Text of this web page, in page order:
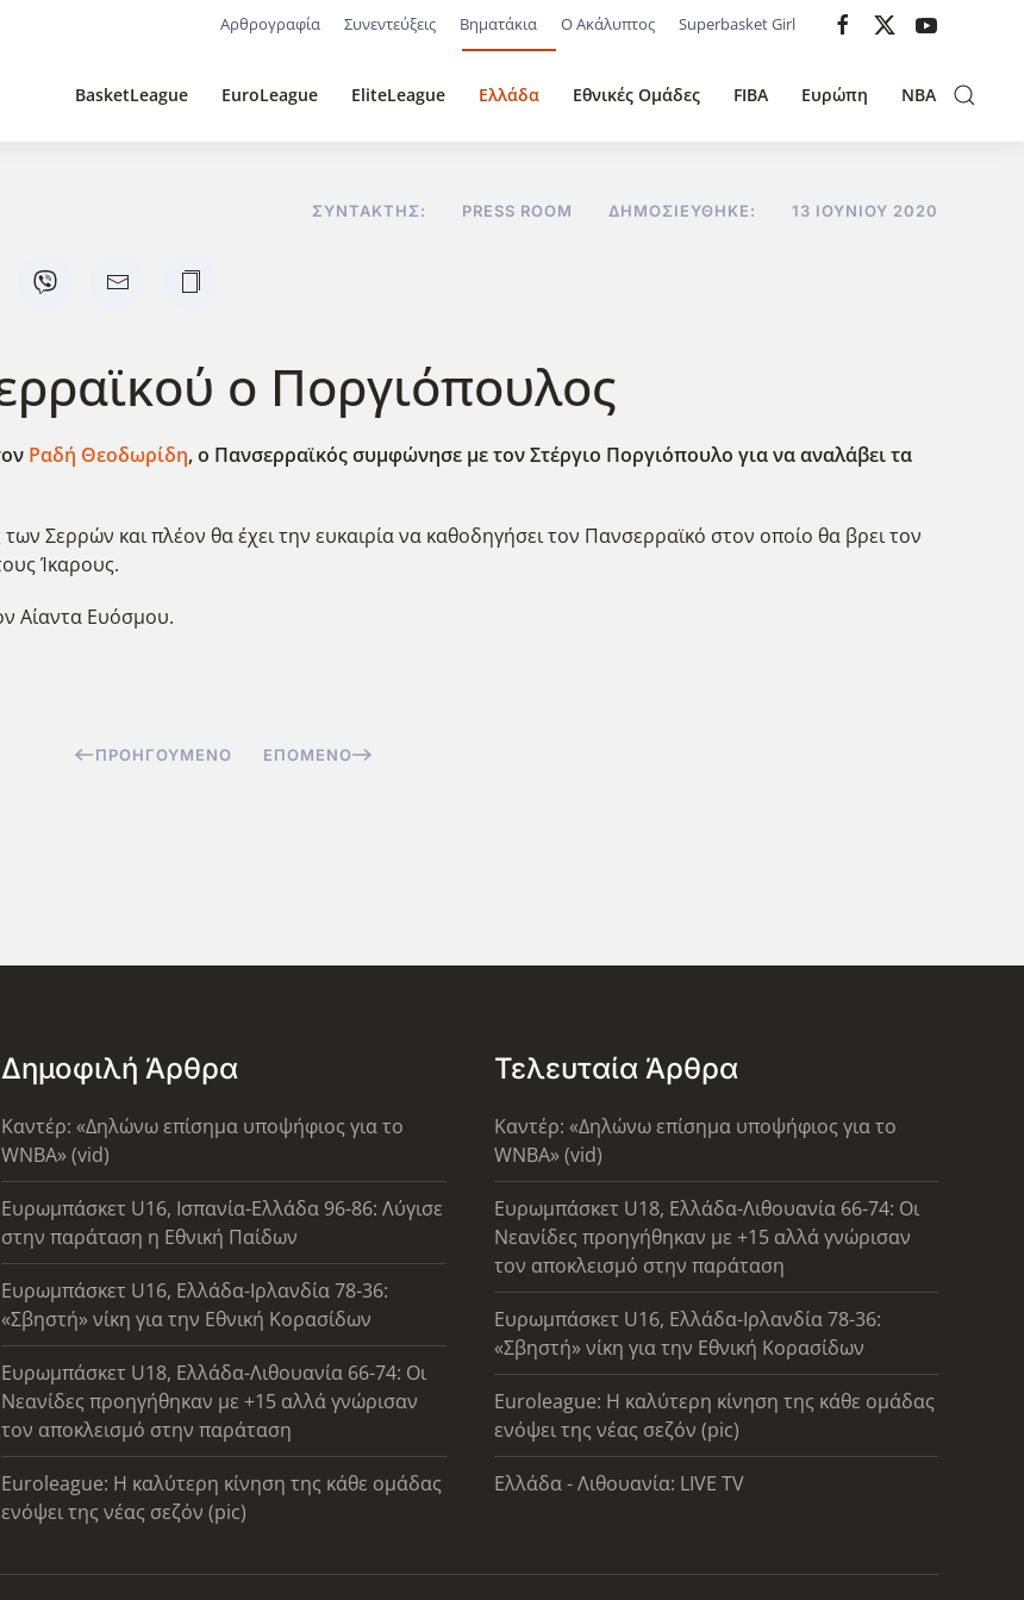
Αρθρογραφία Συνεντεύξεις Βηματάκια Ο Ακάλυπτος Superbasket Girl
BasketLeague EuroLeague EliteLeague Ελλάδα Εθνικές Ομάδες FIBA Ευρώπη NBA
ΣΥΝΤΆΚΤΗΣ: PRESS ROOM ΔΗΜΟΣΙΕΎΘΗΚΕ: 13 ΙΟΥΝΊΟΥ 2020
ο Ποργιόπουλος
Ραδή Θεοδωρίδη, ο Πανσερραϊκός συμφώνησε με τον Στέργιο Ποργιόπουλο για να αναλάβει τα
Σερρών και πλέον θα έχει την ευκαιρία να καθοδηγήσει τον Πανσερραϊκό στον οποίο θα βρει τον
Ίκαρους.
Αίαντα Ευόσμου.
ΠΡΟΗΓΟΎΜΕΝΟ ΕΠΌΜΕΝΟ
Δημοφιλή Άρθρα
Καντέρ: «Δηλώνω επίσημα υποψήφιος για το
WNBA» (vid)
Ευρωμπάσκετ U16, Ισπανία-Ελλάδα 96-86: Λύγισε
στην παράταση η Εθνική Παίδων
Ευρωμπάσκετ U16, Ελλάδα-Ιρλανδία 78-36:
«Σβηστή» νίκη για την Εθνική Κορασίδων
Ευρωμπάσκετ U18, Ελλάδα-Λιθουανία 66-74: Οι
Νεανίδες προηγήθηκαν με +15 αλλά γνώρισαν
τον αποκλεισμό στην παράταση
Euroleague: Η καλύτερη κίνηση της κάθε ομάδας
ενόψει της νέας σεζόν (pic)
Τελευταία Άρθρα
Καντέρ: «Δηλώνω επίσημα υποψήφιος για το
WNBA» (vid)
Ευρωμπάσκετ U18, Ελλάδα-Λιθουανία 66-74: Οι
Νεανίδες προηγήθηκαν με +15 αλλά γνώρισαν
τον αποκλεισμό στην παράταση
Ευρωμπάσκετ U16, Ελλάδα-Ιρλανδία 78-36:
«Σβηστή» νίκη για την Εθνική Κορασίδων
Euroleague: Η καλύτερη κίνηση της κάθε ομάδας
ενόψει της νέας σεζόν (pic)
Ελλάδα - Λιθουανία: LIVE TV